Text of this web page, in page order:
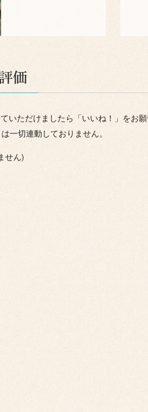
価
いただけましたら「いいね！」をお願
一切連動しておりません。
せん)